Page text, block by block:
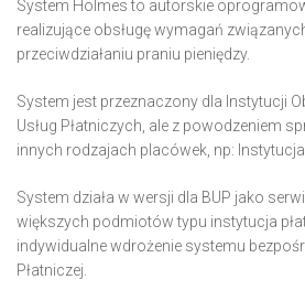
System Holmes to autorskie
realizujące obsługę wymagań
przeciwdziałaniu praniu pieniędzy.
System jest przeznaczony dla Instytucji
Usług Płatniczych, ale z powodzeniem
innych rodzajach placówek, np:
System działa w wersji dla BUP jako
większych podmiotów typu instytucja
indywidualne wdrożenie systemu
Płatniczej.